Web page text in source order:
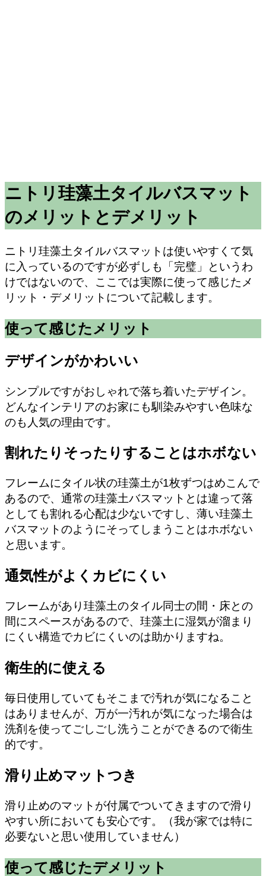
ニトリ珪藻土タイルバスマット
のメリットとデメリット
ニトリ珪藻土タイルバスマットは使いやすくて気
に入っているのですが必ずしも「完璧」というわ
けではないので、ここでは実際に使って感じたメ
リット・デメリットについて記載します。
使って感じたメリット
デザインがかわいい
シンプルですがおしゃれで落ち着いたデザイン。
どんなインテリアのお家にも馴染みやすい色味な
のも人気の理由です。
割れたりそったりすることはホボない
フレームにタイル状の珪藻土が1枚ずつはめこんで
あるので、通常の珪藻土バスマットとは違って落
としても割れる心配は少ないですし、薄い珪藻土
バスマットのようにそってしまうことはホボない
と思います。
通気性がよくカビにくい
フレームがあり珪藻土のタイル同士の間・床との
間にスペースがあるので、珪藻土に湿気が溜まり
にくい構造でカビにくいのは助かりますね。
衛生的に使える
毎日使用していてもそこまで汚れが気になること
はありませんが、万が一汚れが気になった場合は
洗剤を使ってごしごし洗うことができるので衛生
的です。
滑り止めマットつき
滑り止めのマットが付属でついてきますので滑り
やすい所においても安心です。（我が家では特に
必要ないと思い使用していません）
使って感じたデメリット